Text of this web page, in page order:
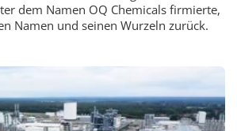
dem Namen OQ Chemicals firmierte,
Namen und seinen Wurzeln zurück.